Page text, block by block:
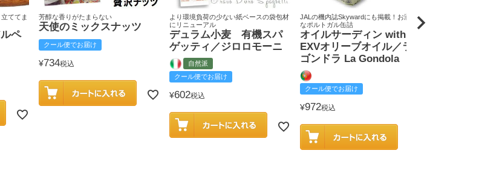
ててま
ペ
芳醇な香りがたまらない
天使のミックスナッツ
クール便でお届け
¥734税込
より環境負荷の少ない紙ベースの袋包材
にリニューアル
デュラム小麦 有機スパ
ゲッティ／ジロロモーニ
自然派
クール便でお届け
¥602税込
JALの機内誌Skywardにも掲載！お洒落
なポルトガル缶詰
オイルサーディン with
EXVオリーブオイル／ラ
ゴンドラ La Gondola
クール便でお届け
¥972税込